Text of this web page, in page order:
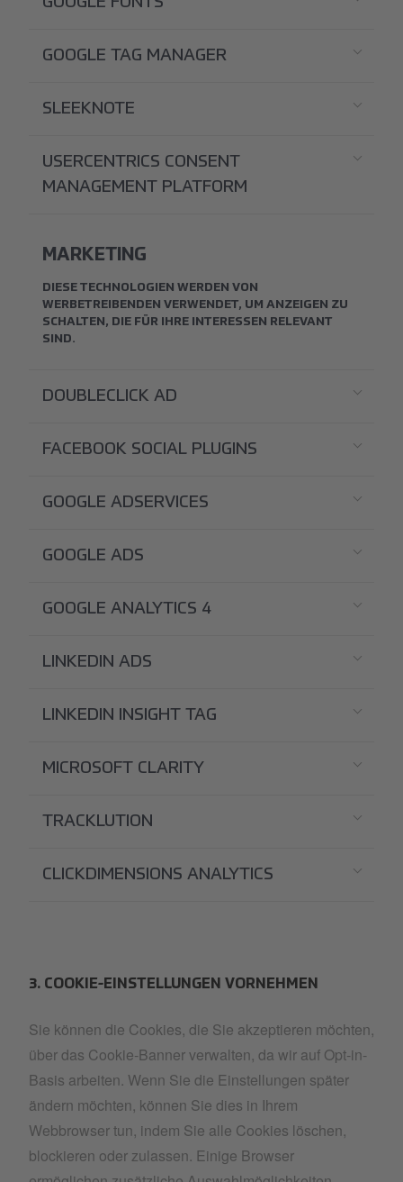
GOOGLE TAG MANAGER
SLEEKNOTE
USERCENTRICS CONSENT
MANAGEMENT PLATFORM
MARKETING
DIESE TECHNOLOGIEN WERDEN VON
WERBETREIBENDEN VERWENDET, UM ANZEIGEN ZU
SCHALTEN, DIE FÜR IHRE INTERESSEN RELEVANT
SIND.
DOUBLECLICK AD
FACEBOOK SOCIAL PLUGINS
GOOGLE ADSERVICES
GOOGLE ADS
GOOGLE ANALYTICS 4
LINKEDIN ADS
LINKEDIN INSIGHT TAG
MICROSOFT CLARITY
TRACKLUTION
CLICKDIMENSIONS ANALYTICS
3. COOKIE-EINSTELLUNGEN VORNEHMEN
Sie können die Cookies, die Sie akzeptieren möchten,
über das Cookie-Banner verwalten, da wir auf Opt-in-
Basis arbeiten. Wenn Sie die Einstellungen später
ändern möchten, können Sie dies in Ihrem
Webbrowser tun, indem Sie alle Cookies löschen,
blockieren oder zulassen. Einige Browser